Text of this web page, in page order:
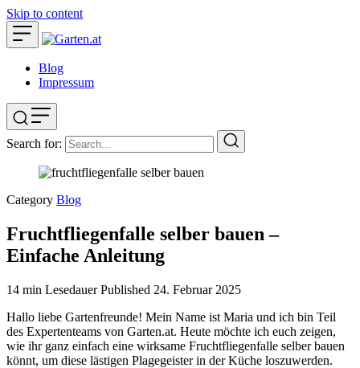
Skip to content
Blog
Impressum
Search for:
Category Blog
Fruchtfliegenfalle selber bauen –
Einfache Anleitung
14 min LesedauerPublished 24. Februar 2025
Hallo liebe Gartenfreunde! Mein Name ist Maria und ich bin Teil
des Expertenteams von Garten.at. Heute möchte ich euch zeigen,
wie ihr ganz einfach eine wirksame Fruchtfliegenfalle selber bauen
könnt, um diese lästigen Plagegeister in der Küche loszuwerden.